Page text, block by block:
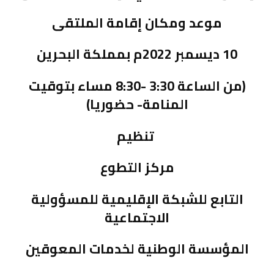
موعد ومكان إقامة الملتقى
10 ديسمبر 2022م بمملكة البحرين
(من الساعة 3:30 -8:30 مساء بتوقيت
المنامة- حضوريا)
تنظيم
مركز التطوع
التابع للشبكة الإقليمية للمسؤولية
الاجتماعية
المؤسسة الوطنية لخدمات المعوقين